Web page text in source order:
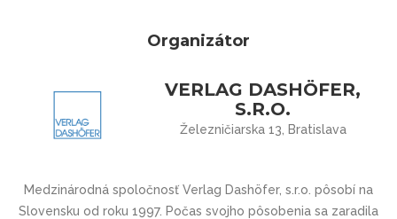
Organizátor
VERLAG DASHÖFER,
S.R.O.
Železničiarska 13, Bratislava
Medzinárodná spoločnosť Verlag Dashöfer, s.r.o. pôsobí na
Slovensku od roku 1997. Počas svojho pôsobenia sa zaradila